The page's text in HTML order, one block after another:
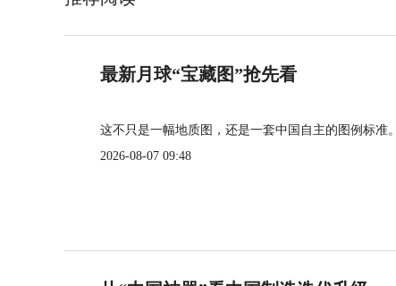
最新月球“宝藏图”抢先看
这不只是一幅地质图，还是一套中国自主的图例标准。
2026-08-07 09:48